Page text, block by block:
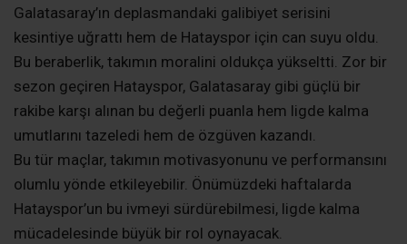
Galatasaray’ın deplasmandaki galibiyet serisini
kesintiye uğrattı hem de Hatayspor için can suyu oldu.
Bu beraberlik, takımın moralini oldukça yükseltti. Zor bir
sezon geçiren Hatayspor, Galatasaray gibi güçlü bir
rakibe karşı alınan bu değerli puanla hem ligde kalma
umutlarını tazeledi hem de özgüven kazandı.
Bu tür maçlar, takımın motivasyonunu ve performansını
olumlu yönde etkileyebilir. Önümüzdeki haftalarda
Hatayspor’un bu ivmeyi sürdürebilmesi, ligde kalma
mücadelesinde büyük bir rol oynayacak.